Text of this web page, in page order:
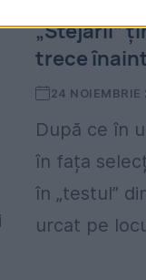
„Stejarii”
trece
24 NOIEMBRIE
După ce în
în fața
în „testul”
urcat pe